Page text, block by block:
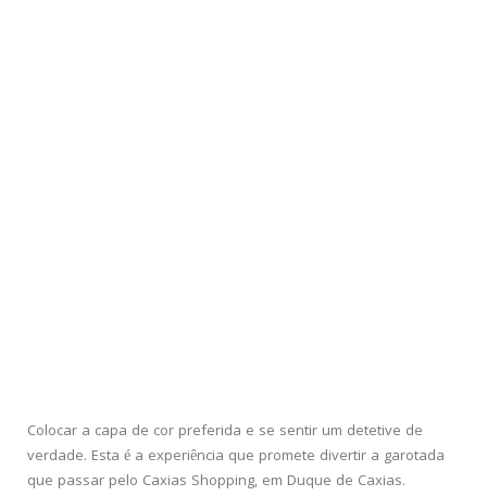
Colocar a capa de cor preferida e se sentir um detetive de
verdade. Esta é a experiência que promete divertir a garotada
que passar pelo Caxias Shopping, em Duque de Caxias.